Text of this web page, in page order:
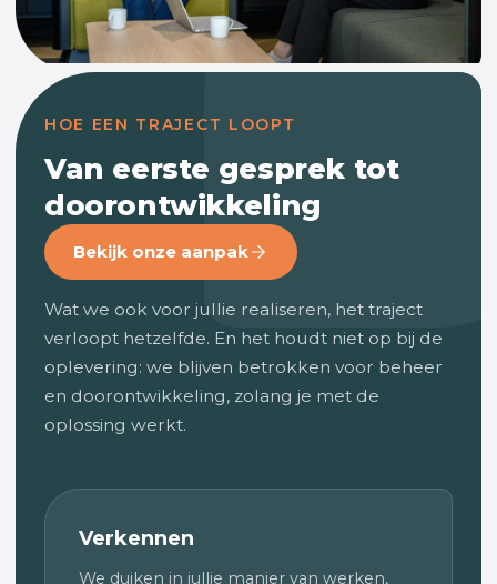
HOE EEN TRAJECT LOOPT
Van eerste gesprek tot
doorontwikkeling
Bekijk onze aanpak
Wat we ook voor jullie realiseren, het traject
verloopt hetzelfde. En het houdt niet op bij de
oplevering: we blijven betrokken voor beheer
en doorontwikkeling, zolang je met de
oplossing werkt.
Verkennen
We duiken in jullie manier van werken,